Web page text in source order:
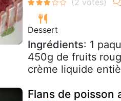
Dessert
Ingrédients: 1
450g de fruits
crème liquide
Flans de poisson